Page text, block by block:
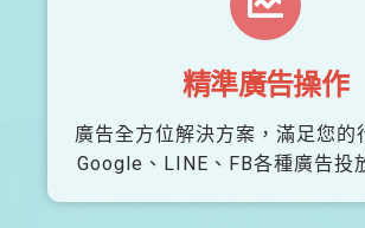
精準廣告操作
廣告全方位解決方案，滿足您的
Google、LINE、FB各種廣告投